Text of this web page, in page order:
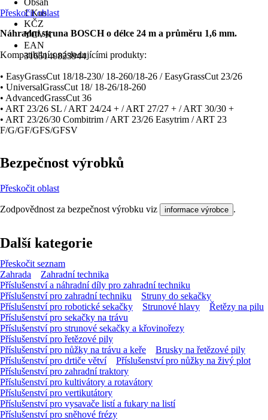
Obsah
1 Kus
KČZ
YCVK
EAN
3165140823944
Přeskočit oblast
Náhradní struna BOSCH o délce 24 m a průměru 1,6 mm.
Kompatibilní s následujícími produkty:
• EasyGrassCut 18/18-230/ 18-260/18-26 / EasyGrassCut 23/26
• UniversalGrassCut 18/ 18-26/18-260
• AdvancedGrassCut 36
• ART 23/26 SL / ART 24/24 + / ART 27/27 + / ART 30/30 +
• ART 23/26/30 Combitrim / ART 23/26 Easytrim / ART 23
F/G/GF/GFS/GFSV
Bezpečnost výrobků
Přeskočit oblast
Zodpovědnost za bezpečnost výrobku viz informace výrobce .
Další kategorie
Přeskočit seznam
Zahrada
Zahradní technika
Příslušenství a náhradní díly pro zahradní techniku
Příslušenství pro zahradní techniku
Struny do sekačky
Příslušenství pro robotické sekačky
Strunové hlavy
Řetězy na pilu
Příslušenství pro sekačky na trávu
Příslušenství pro strunové sekačky a křovinořezy
Příslušenství pro řetězové pily
Příslušenství pro nůžky na trávu a keře
Brusky na řetězové pily
Příslušenství pro drtiče větví
Příslušenství pro nůžky na živý plot
Příslušenství pro zahradní traktory
Příslušenství pro kultivátory a rotavátory
Příslušenství pro vertikutátory
Příslušenství pro vysavače listí a fukary na listí
Příslušenství pro sněhové frézy